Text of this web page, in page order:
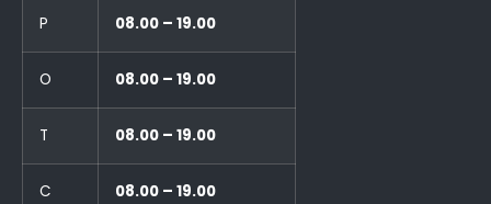
P 08.00 – 19.00
O 08.00 – 19.00
T 08.00 – 19.00
C 08.00 – 19.00